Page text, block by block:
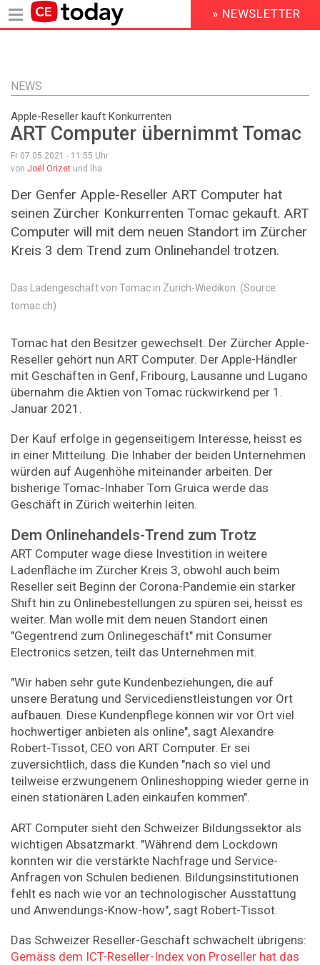
Inhalt
HEADER
MENU
» NEWSLETTER
NEWS
Apple-Reseller kauft Konkurrenten
ART Computer übernimmt Tomac
Fr 07.05.2021 - 11:55 Uhr
von Joël Orizet und lha
Der Genfer Apple-Reseller ART Computer hat
seinen Zürcher Konkurrenten Tomac gekauft. ART
Computer will mit dem neuen Standort im Zürcher
Kreis 3 dem Trend zum Onlinehandel trotzen.
Das Ladengeschäft von Tomac in Zürich-Wiedikon. (Source:
tomac.ch)
Tomac hat den Besitzer gewechselt. Der Zürcher Apple-
Reseller gehört nun ART Computer. Der Apple-Händler
mit Geschäften in Genf, Fribourg, Lausanne und Lugano
übernahm die Aktien von Tomac rückwirkend per 1.
Januar 2021.
Der Kauf erfolge in gegenseitigem Interesse, heisst es
in einer Mitteilung. Die Inhaber der beiden Unternehmen
würden auf Augenhöhe miteinander arbeiten. Der
bisherige Tomac-Inhaber Tom Gruica werde das
Geschäft in Zürich weiterhin leiten.
Dem Onlinehandels-Trend zum Trotz
ART Computer wage diese Investition in weitere
Ladenfläche im Zürcher Kreis 3, obwohl auch beim
Reseller seit Beginn der Corona-Pandemie ein starker
Shift hin zu Onlinebestellungen zu spüren sei, heisst es
weiter. Man wolle mit dem neuen Standort einen
"Gegentrend zum Onlinegeschäft" mit Consumer
Electronics setzen, teilt das Unternehmen mit.
"Wir haben sehr gute Kundenbeziehungen, die auf
unsere Beratung und Servicedienstleistungen vor Ort
aufbauen. Diese Kundenpflege können wir vor Ort viel
hochwertiger anbieten als online", sagt Alexandre
Robert-Tissot, CEO von ART Computer. Er sei
zuversichtlich, dass die Kunden "nach so viel und
teilweise erzwungenem Onlineshopping wieder gerne in
einen stationären Laden einkaufen kommen".
ART Computer sieht den Schweizer Bildungssektor als
wichtigen Absatzmarkt. "Während dem Lockdown
konnten wir die verstärkte Nachfrage und Service-
Anfragen von Schulen bedienen. Bildungsinstitutionen
fehlt es nach wie vor an technologischer Ausstattung
und Anwendungs-Know-how", sagt Robert-Tissot.
Das Schweizer Reseller-Geschäft schwächelt übrigens:
Gemäss dem ICT-Reseller-Index von Proseller hat das